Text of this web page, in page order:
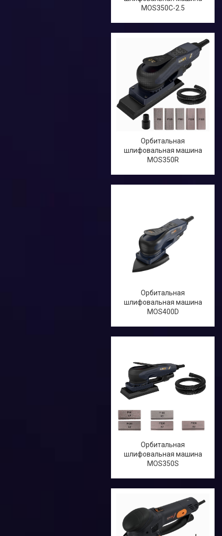
MOS350C-2.5
Орбитальная
шлифовальная машина
MOS350R
Орбитальная
шлифовальная машина
MOS400D
Орбитальная
шлифовальная машина
MOS350S